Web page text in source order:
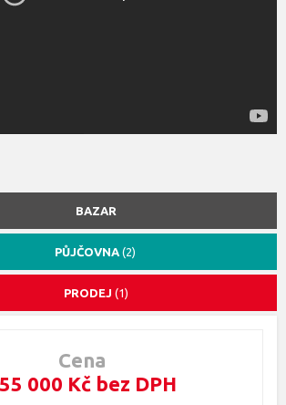
BAZAR
PŮJČOVNA (2)
PRODEJ (1)
Cena
000 Kč bez DPH